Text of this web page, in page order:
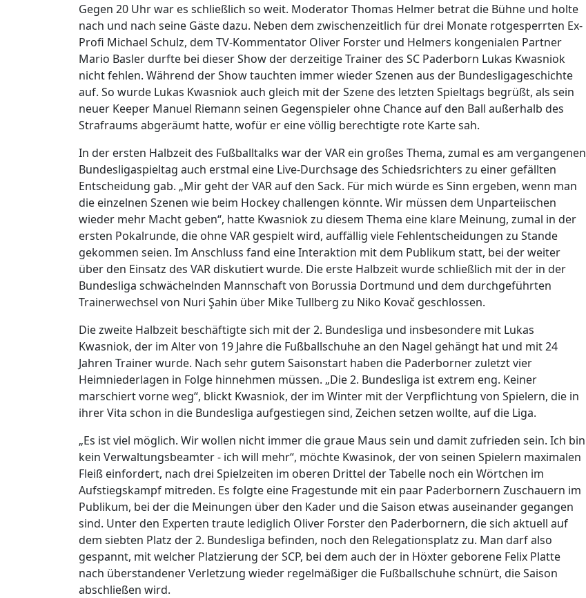
Gegen 20 Uhr war es schließlich so weit. Moderator Thomas Helmer betrat die Bühne und holte
nach und nach seine Gäste dazu. Neben dem zwischenzeitlich für drei Monate rotgesperrten Ex-
Profi Michael Schulz, dem TV-Kommentator Oliver Forster und Helmers kongenialen Partner
Mario Basler durfte bei dieser Show der derzeitige Trainer des SC Paderborn Lukas Kwasniok
nicht fehlen. Während der Show tauchten immer wieder Szenen aus der Bundesligageschichte
auf. So wurde Lukas Kwasniok auch gleich mit der Szene des letzten Spieltags begrüßt, als sein
neuer Keeper Manuel Riemann seinen Gegenspieler ohne Chance auf den Ball außerhalb des
Strafraums abgeräumt hatte, wofür er eine völlig berechtigte rote Karte sah.
In der ersten Halbzeit des Fußballtalks war der VAR ein großes Thema, zumal es am vergangenen
Bundesligaspieltag auch erstmal eine Live-Durchsage des Schiedsrichters zu einer gefällten
Entscheidung gab. „Mir geht der VAR auf den Sack. Für mich würde es Sinn ergeben, wenn man
die einzelnen Szenen wie beim Hockey challengen könnte. Wir müssen dem Unparteiischen
wieder mehr Macht geben“, hatte Kwasniok zu diesem Thema eine klare Meinung, zumal in der
ersten Pokalrunde, die ohne VAR gespielt wird, auffällig viele Fehlentscheidungen zu Stande
gekommen seien. Im Anschluss fand eine Interaktion mit dem Publikum statt, bei der weiter
über den Einsatz des VAR diskutiert wurde. Die erste Halbzeit wurde schließlich mit der in der
Bundesliga schwächelnden Mannschaft von Borussia Dortmund und dem durchgeführten
Trainerwechsel von Nuri Şahin über Mike Tullberg zu Niko Kovač geschlossen.
Die zweite Halbzeit beschäftigte sich mit der 2. Bundesliga und insbesondere mit Lukas
Kwasniok, der im Alter von 19 Jahre die Fußballschuhe an den Nagel gehängt hat und mit 24
Jahren Trainer wurde. Nach sehr gutem Saisonstart haben die Paderborner zuletzt vier
Heimniederlagen in Folge hinnehmen müssen. „Die 2. Bundesliga ist extrem eng. Keiner
marschiert vorne weg“, blickt Kwasniok, der im Winter mit der Verpflichtung von Spielern, die in
ihrer Vita schon in die Bundesliga aufgestiegen sind, Zeichen setzen wollte, auf die Liga.
„Es ist viel möglich. Wir wollen nicht immer die graue Maus sein und damit zufrieden sein. Ich bin
kein Verwaltungsbeamter - ich will mehr“, möchte Kwasinok, der von seinen Spielern maximalen
Fleiß einfordert, nach drei Spielzeiten im oberen Drittel der Tabelle noch ein Wörtchen im
Aufstiegskampf mitreden. Es folgte eine Fragestunde mit ein paar Paderbornern Zuschauern im
Publikum, bei der die Meinungen über den Kader und die Saison etwas auseinander gegangen
sind. Unter den Experten traute lediglich Oliver Forster den Paderbornern, die sich aktuell auf
dem siebten Platz der 2. Bundesliga befinden, noch den Relegationsplatz zu. Man darf also
gespannt, mit welcher Platzierung der SCP, bei dem auch der in Höxter geborene Felix Platte
nach überstandener Verletzung wieder regelmäßiger die Fußballschuhe schnürt, die Saison
abschließen wird.